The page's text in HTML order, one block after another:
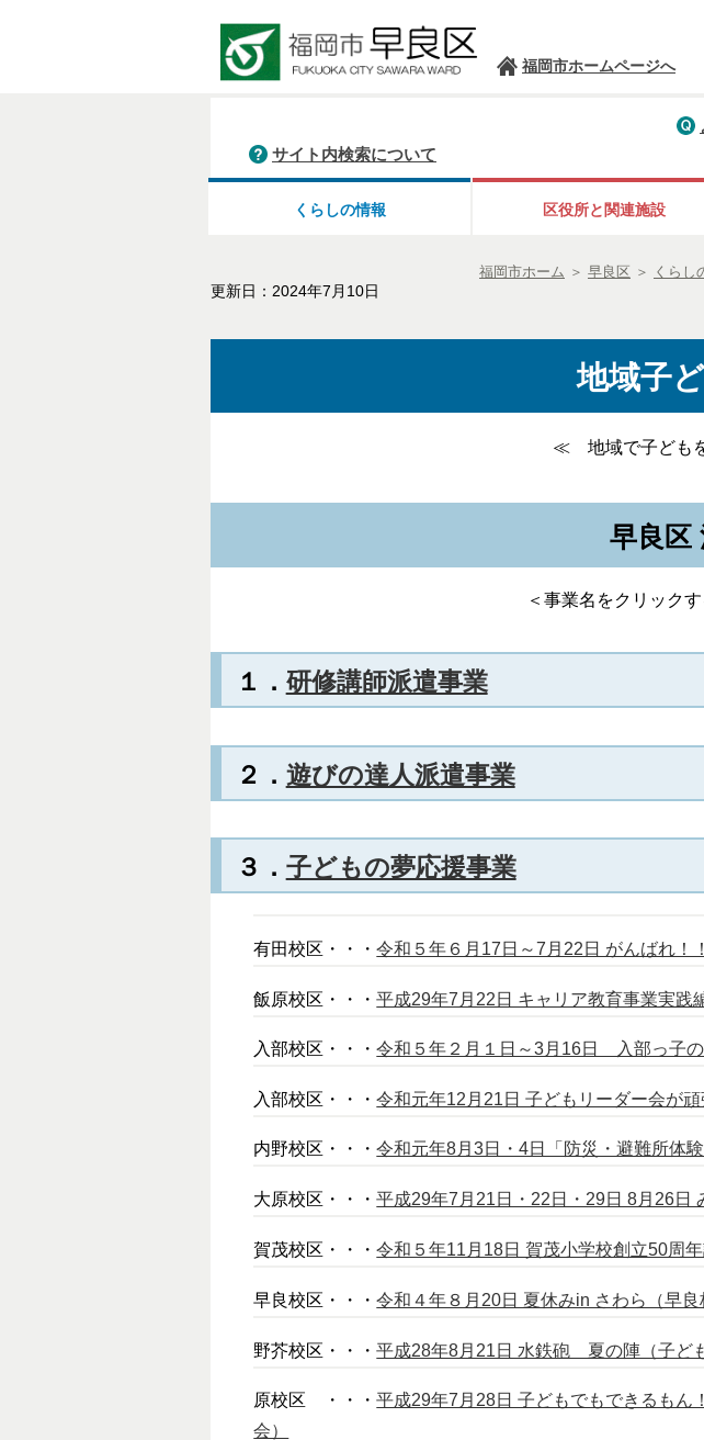
福岡市ホームページへ
サイト内検索について
くらしの情報 区役所と関連施設
福岡市ホーム ＞ 早良区 ＞ くらし
更新日：2024年7月10日
地域子
≪ 地域で子ども
早良区
＜事業名をクリック
１． 研修講師派遣事業
２． 遊びの達人派遣事業
３． 子どもの夢応援事業
有田校区・・・令和５年６月17日～7月22日 がんばれ！
飯原校区・・・平成29年7月22日 キャリア教育事業実践
入部校区・・・令和５年２月１日～3月16日 入部っ子の
入部校区・・・令和元年12月21日 子どもリーダー会が
内野校区・・・令和元年8月3日・4日「防災・避難所体
大原校区・・・平成29年7月21日・22日・29日 8月26日
賀茂校区・・・令和５年11月18日 賀茂小学校創立50周
早良校区・・・令和４年８月20日 夏休みin さわら（早
野芥校区・・・平成28年8月21日 水鉄砲 夏の陣（子ど
原校区 ・・・平成29年7月28日 子どもでもできるもん
会）